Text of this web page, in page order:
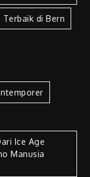
di Bern
Ice Age
Manusia